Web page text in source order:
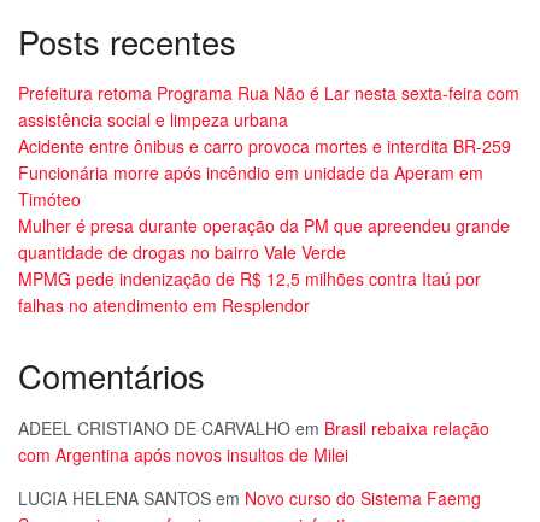
Posts recentes
Prefeitura retoma Programa Rua Não é Lar nesta sexta-feira com
assistência social e limpeza urbana
Acidente entre ônibus e carro provoca mortes e interdita BR-259
Funcionária morre após incêndio em unidade da Aperam em
Timóteo
Mulher é presa durante operação da PM que apreendeu grande
quantidade de drogas no bairro Vale Verde
MPMG pede indenização de R$ 12,5 milhões contra Itaú por
falhas no atendimento em Resplendor
Comentários
ADEEL CRISTIANO DE CARVALHO em Brasil rebaixa relação
com Argentina após novos insultos de Milei
LUCIA HELENA SANTOS em Novo curso do Sistema Faemg